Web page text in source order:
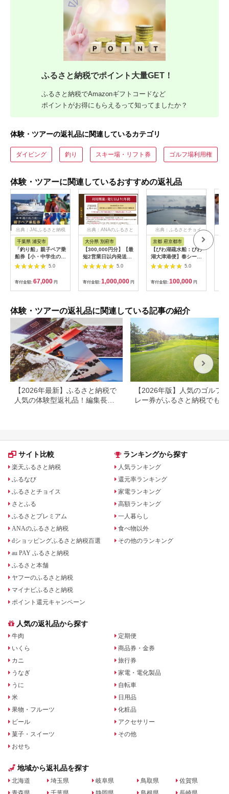
ふるさと納税でポイント大量GET！
ふるさと納税でAmazonギフトコードなど
ポイントがお得にもらえるって知ってましたか？
体験・ツアーの返礼品に関連しているカテゴリ
ダイビング 釣り スキー場・リフト券 ゴルフ場利用権
体験・ツアーに関連しているおすすめの返礼品
出典：JALふるさと納税
千葉県 浦安市
「釣り船」親子ペア乗
船券【小・中学生のお
子様】
5.0
寄付金額: 67,000 円
出典：ANAのふるさと
大分県 別府市
【300,000円分】【最
短2営業日以内発送】
別府市内の旅館やホテ
ルで使用できる宿泊補
助券 楽しい旅の思い
出を！ 宿泊券 大分県
別府市 3000円 15000
円 30万円 ホテル 旅
館 温泉 旅行 観光 ト
ラベル 宿泊補助券 チ
ケット クーポン 宿泊
お泊り 別府温泉 別府
観光 地獄めぐり 旅 お
すすめ 人気 体験型 節
約_B030-007
5.0
寄付金額: 1,000,000 円
出典：ふるさとチョイ
京都 府京都市
【びわ湖疏水船：びわ
湖大津港便】春シーズ
ン先行予約権（２名様
分の乗船予約の権利）
5.0
寄付金額: 100,000 円
体験・ツアーの返礼品に関連している記事の紹介
【2026年最新】ふるさと納税で
人気の体験型返礼品！編集長お
【2026年版】人気のゴルフ
レー券がふるさと納税でもら
サイト比較
楽天ふるさと納税
ふるなび
ふるさとチョイス
さとふる
ふるさとプレミアム
ANAのふるさと納税
dショッピングふるさと納税百選
au PAY ふるさと納税
ふるさと本舗
ヤフーのふるさと納税
マイナビふるさと納税
ポイント還元キャンペーン
ランキングから探す
人気ランキング
還元率ランキング
家電ランキング
高額ランキング
一人暮らし
食べ物以外
その他のランキング
人気の返礼品から探す
牛肉
いくら
カニ
うなぎ
うに
米
果物・フルーツ
ビール
菓子・スイーツ
おせち
定期便
商品券・金券
旅行券
家電・電化製品
自転車
日用品
化粧品
アクセサリー
その他
地域から返礼品を探す
北海道
埼玉県
岐阜県
鳥取県
佐賀県